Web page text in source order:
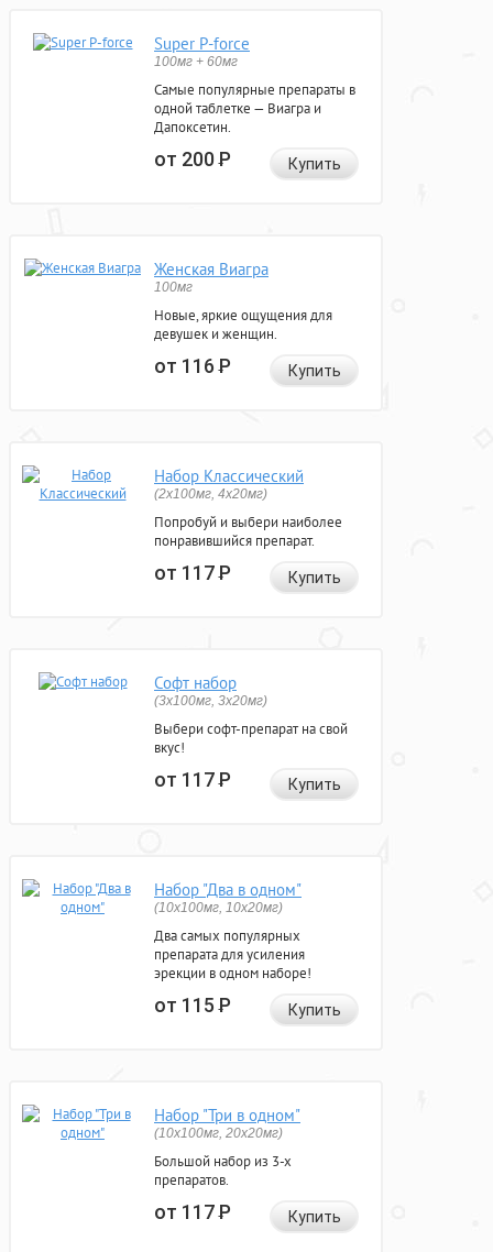
Super P-force
100мг + 60мг
Самые популярные препараты в
одной таблетке — Виагра и
Дапоксетин.
от 200Р Купить
Женская Виагра
100мг
Новые, яркие ощущения для
девушек и женщин.
от 116Р Купить
Набор Классический
(2x100мг, 4x20мг)
Попробуй и выбери наиболее
понравившийся препарат.
от 117Р Купить
Софт набор
(3x100мг, 3x20мг)
Выбери софт-препарат на свой
вкус!
от 117Р Купить
Набор "Два в одном"
(10x100мг, 10x20мг)
Два самых популярных
препарата для усиления
эрекции в одном наборе!
от 115Р Купить
Набор "Три в одном"
(10x100мг, 20x20мг)
Большой набор из 3-х
препаратов.
от 117Р Купить